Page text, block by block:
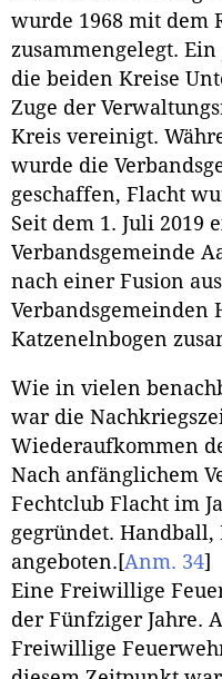
wurde 1968 mit dem
zusammengelegt.
die beiden Kreise
Zuge der
Kreis vereinigt.
wurde die
geschaffen, Flacht
Seit dem 1. Juli 2019
Verbandsgemeinde
nach einer Fusion
Verbandsgemeinden
Katzenelnbogen
Wie in vielen
war die
Wiederaufkommen
Nach anfänglichem
Fechtclub Flacht im
gegründet.
angeboten. [Anm. 34]
Eine Freiwillige
der Fünfziger Jahre.
Freiwillige